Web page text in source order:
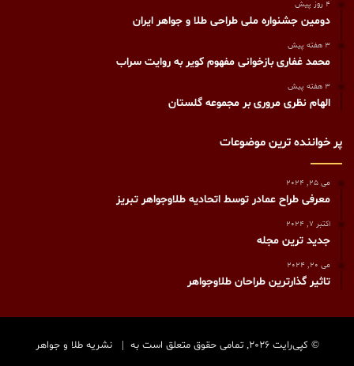
4 روز پیش
دومین جشنواره ملی طراحی طلا و جواهر ایران
3 هفته پیش
محمد غفاری بازخوانی مفهوم کویر به روایت سراب
3 هفته پیش
الهام نظری مروری بر مجموعه گلستان
پر خواننده ترین موضوعات
می 25, 2024
معرفی طراح عمادر توسط اتحادیه طلاوجواهر تبریز
اکتبر 7, 2024
جدید ترین مجله
می 20, 2024
تاثیر گذارترین طراحان طلاوجواهر
© کپی‌رایت 2026, تمامی حقوق متعلق است به |
نشریه طلا و جواهر